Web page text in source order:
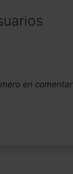
en comentar